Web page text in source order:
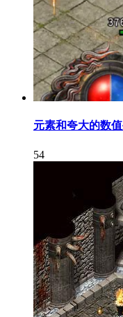
元素和夸大的数
54